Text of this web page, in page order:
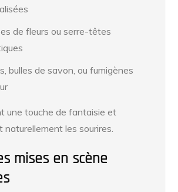
de fleurs ou serre-têtes
bulles de savon, ou fumigènes
une touche de fantaisie et
naturellement les sourires.
mises en scène